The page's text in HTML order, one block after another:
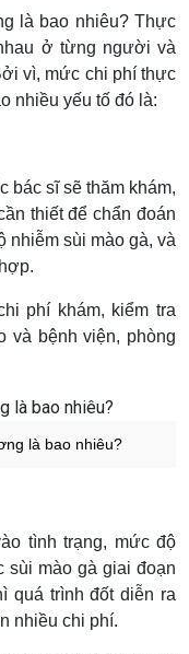
là bao nhiêu? Thực
ở từng người và
vì, mức chi phí thực
nhiều yếu tố đó là:
bác sĩ sẽ thăm khám,
thiết để chẩn đoán
nhiễm sùi mào gà, và
phí khám, kiểm tra
và bệnh viện, phòng
là bao nhiêu?
tình trạng, mức độ
sùi mào gà giai đoạn
quá trình đốt diễn ra
nhiều chi phí.